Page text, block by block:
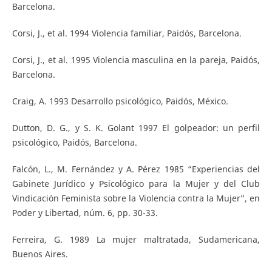
Barcelona.
Corsi, J., et al. 1994 Violencia familiar, Paidós, Barcelona.
Corsi, J., et al. 1995 Violencia masculina en la pareja, Paidós,
Barcelona.
Craig, A. 1993 Desarrollo psicológico, Paidós, México.
Dutton, D. G., y S. K. Golant 1997 El golpeador: un perfil
psicológico, Paidós, Barcelona.
Falcón, L., M. Fernández y A. Pérez 1985 “Experiencias del
Gabinete Jurídico y Psicológico para la Mujer y del Club
Vindicación Feminista sobre la Violencia contra la Mujer”, en
Poder y Libertad, núm. 6, pp. 30-33.
Ferreira, G. 1989 La mujer maltratada, Sudamericana,
Buenos Aires.